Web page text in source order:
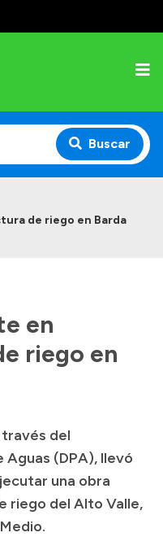
Buscar
de riego en Barda
en
riego en
través del
(DPA), llevó
una obra
riego del Alto Valle,